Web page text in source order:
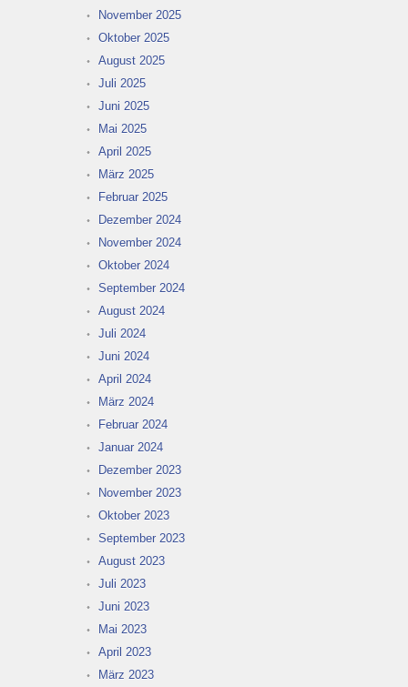
November 2025
Oktober 2025
August 2025
Juli 2025
Juni 2025
Mai 2025
April 2025
März 2025
Februar 2025
Dezember 2024
November 2024
Oktober 2024
September 2024
August 2024
Juli 2024
Juni 2024
April 2024
März 2024
Februar 2024
Januar 2024
Dezember 2023
November 2023
Oktober 2023
September 2023
August 2023
Juli 2023
Juni 2023
Mai 2023
April 2023
März 2023